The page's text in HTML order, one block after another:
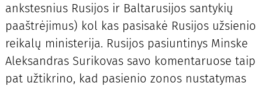
ankstesnius Rusijos ir Baltarusijos santykių
paaštrėjimus) kol kas pasisakė Rusijos užsienio
reikalų ministerija. Rusijos pasiuntinys Minske
Aleksandras Surikovas savo komentaruose taip
pat užtikrino, kad pasienio zonos nustatymas